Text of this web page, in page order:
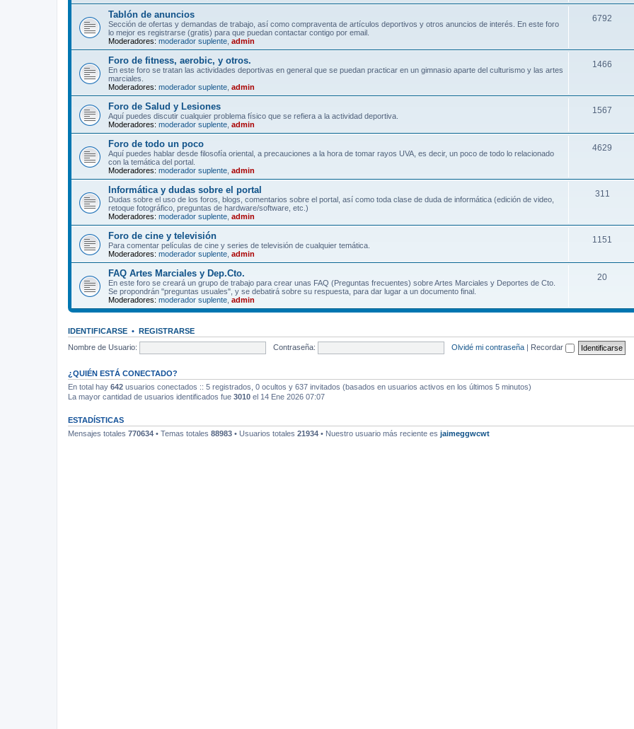
Tablón de anuncios
Sección de ofertas y demandas de trabajo, así como compraventa de artículos deportivos y otros anuncios de interés. En este foro
lo mejor es registrarse (gratis) para que puedan contactar contigo por email.
Moderadores: moderador suplente admin
6792
Foro de fitness, aerobic, y otros.
En este foro se tratan las actividades deportivas en general que se puedan practicar en un gimnasio aparte del culturismo y las artes
marciales.
Moderadores: moderador suplente admin
1466
Foro de Salud y Lesiones
Aquí puedes discutir cualquier problema físico que se refiera a la actividad deportiva.
Moderadores: moderador suplente admin
1567
Foro de todo un poco
Aquí puedes hablar desde filosofía oriental, a precauciones a la hora de tomar rayos UVA, es decir, un poco de todo lo relacionado
con la temática del portal.
Moderadores: moderador suplente admin
4629
Informática y dudas sobre el portal
Dudas sobre el uso de los foros, blogs, comentarios sobre el portal, así como toda clase de duda de informática (edición de video,
retoque fotográfico, preguntas de hardware/software, etc.)
Moderadores: moderador suplente admin
311
Foro de cine y televisión
Para comentar películas de cine y series de televisión de cualquier temática.
Moderadores: moderador suplente admin
1151
FAQ Artes Marciales y Dep.Cto.
En este foro se creará un grupo de trabajo para crear unas FAQ (Preguntas frecuentes) sobre Artes Marciales y Deportes de Cto.
Se propondrán "preguntas usuales", y se debatirá sobre su respuesta, para dar lugar a un documento final.
Moderadores: moderador suplente admin
20
IDENTIFICARSE • REGISTRARSE
Nombre de Usuario:
Contraseña: Olvidé mi contraseña | Recordar
¿QUIÉN ESTÁ CONECTADO?
En total hay 642 usuarios conectados :: 5 registrados, 0 ocultos y 637 invitados (basados en usuarios activos en los últimos 5 minutos)
La mayor cantidad de usuarios identificados fue 3010 el 14 Ene 2026 07:07
ESTADÍSTICAS
Mensajes totales 770634 • Temas totales 88983 • Usuarios totales 21934 • Nuestro usuario más reciente es jaimeggwcwt